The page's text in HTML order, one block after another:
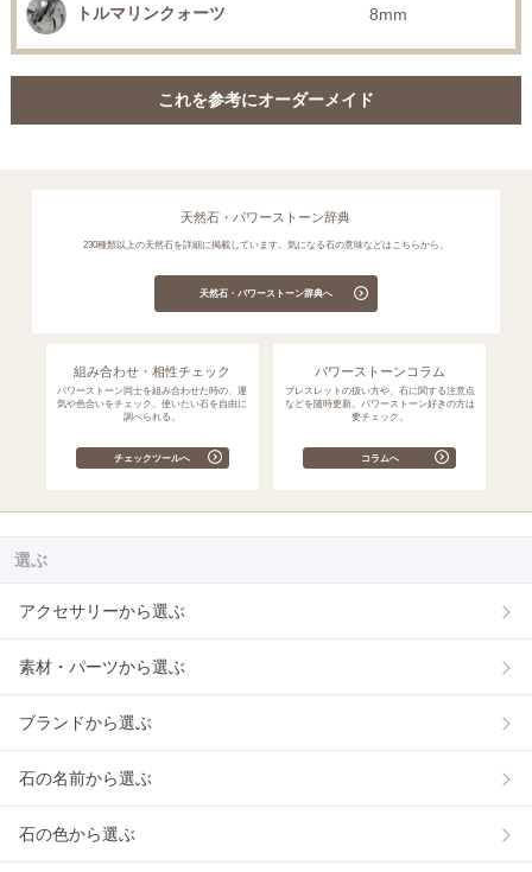
トルマリンクォーツ 8mm
これを参考にオーダーメイド
天然石・パワーストーン辞典
230種類以上の天然石を詳細に掲載しています。気になる石の意味などはこちらから。
天然石・パワーストーン辞典へ
組み合わせ・相性チェック
パワーストーン同士を組み合わせた時の、運
気や色合いをチェック。使いたい石を自由に
調べられる。
チェックツールへ
パワーストーンコラム
ブレスレットの扱い方や、石に関する注意点
などを随時更新。パワーストーン好きの方は
要チェック。
コラムへ
選ぶ
アクセサリーから選ぶ
素材・パーツから選ぶ
ブランドから選ぶ
石の名前から選ぶ
石の色から選ぶ